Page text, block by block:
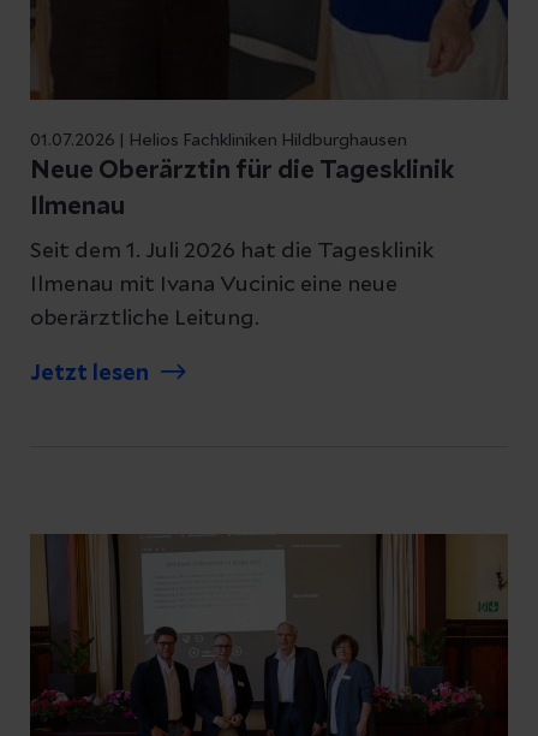
01.07.2026 | Helios Fachkliniken Hildburghausen
Neue Oberärztin für die Tagesklinik
Ilmenau
Seit dem 1. Juli 2026 hat die Tagesklinik
Ilmenau mit Ivana Vucinic eine neue
oberärztliche Leitung.
Jetzt lesen